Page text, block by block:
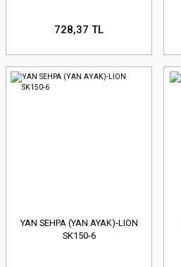
728,37 TL
YAN SEHPA (YAN AYAK)-LION
SK150-6